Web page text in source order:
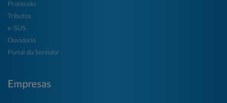
Protocolo
Tributos
e-SUS
Ouvidoria
Portal do Servidor
Empresas